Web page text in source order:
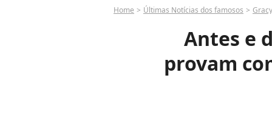
Home Últimas Notícias dos famosos
Antes e
provam